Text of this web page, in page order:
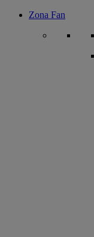
Zona Fan